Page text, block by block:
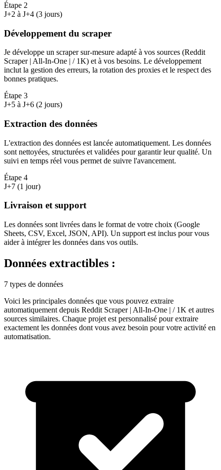
Étape 2
J+2 à J+4 (3 jours)
Développement du scraper
Je développe un scraper sur-mesure adapté à vos sources (Reddit
Scraper | All-In-One | / 1K) et à vos besoins. Le développement
inclut la gestion des erreurs, la rotation des proxies et le respect des
bonnes pratiques.
Étape 3
J+5 à J+6 (2 jours)
Extraction des données
L'extraction des données est lancée automatiquement. Les données
sont nettoyées, structurées et validées pour garantir leur qualité. Un
suivi en temps réel vous permet de suivre l'avancement.
Étape 4
J+7 (1 jour)
Livraison et support
Les données sont livrées dans le format de votre choix (Google
Sheets, CSV, Excel, JSON, API). Un support est inclus pour vous
aider à intégrer les données dans vos outils.
Données extractibles :
7 types de données
Voici les principales données que vous pouvez extraire
automatiquement depuis Reddit Scraper | All-In-One | / 1K et autres
sources similaires. Chaque projet est personnalisé pour extraire
exactement les données dont vous avez besoin pour votre activité en
automatisation.